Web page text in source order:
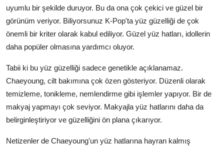
uyumlu bir şekilde duruyor. Bu da ona çok çekici ve güzel bir
görünüm veriyor. Biliyorsunuz K-Pop'ta yüz güzelliği de çok
önemli bir kriter olarak kabul ediliyor. Güzel yüz hatları, idollerin
daha popüler olmasına yardımcı oluyor.
Tabii ki bu yüz güzelliği sadece genetikle açıklanamaz.
Chaeyoung, cilt bakımına çok özen gösteriyor. Düzenli olarak
temizleme, tonikleme, nemlendirme gibi işlemler yapıyor. Bir de
makyaj yapmayı çok seviyor. Makyajla yüz hatlarını daha da
belirginleştiriyor ve güzelliğini ön plana çıkarıyor.
Netizenler de Chaeyoung'un yüz hatlarına hayran kalmış